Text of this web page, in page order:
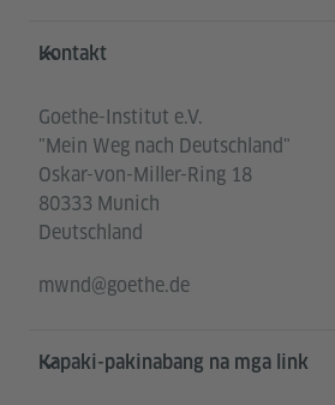
Service- und
Kontakt
Goethe-Institut e.V.
"Mein Weg nach Deutschland"
Oskar-von-Miller-Ring 18
80333 Munich
Deutschland
mwnd@goethe.de
Kapaki-pakinabang na mga link